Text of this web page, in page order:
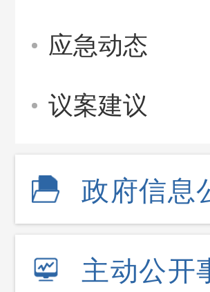
应急动态
议案建议
政府信息
主动公开